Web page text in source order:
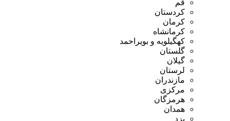
قم
کردستان
کرمان
کرمانشاه
کهگیلویه و بویراحمد
گلستان
گیلان
لرستان
مازندران
مرکزی
هرمزگان
همدان
یزد